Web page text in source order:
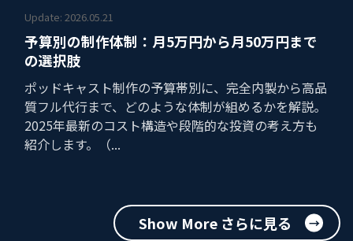
Update: 2026.05.21
予算別の制作体制：月5万円から月50万円まで
の選択肢
ポッドキャスト制作の予算帯別に、完全内製から高品
質フル代行まで、どのような体制が組めるかを解説。
2025年最新のコスト構造や段階的な投資の考え方も
紹介します。（...
Show More さらに見る